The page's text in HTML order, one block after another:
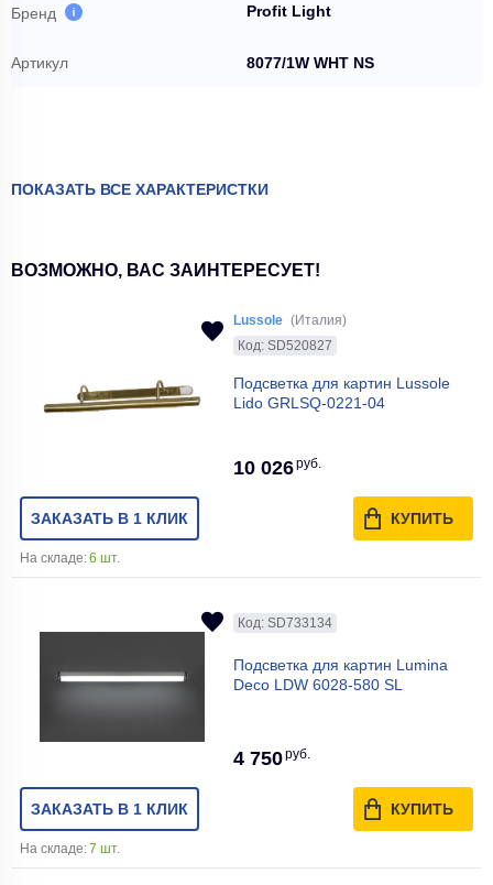
Бренд Profit Light
Артикул 8077/1W WHT NS
ПОКАЗАТЬ ВСЕ ХАРАКТЕРИСТКИ
ВОЗМОЖНО, ВАС ЗАИНТЕРЕСУЕТ!
Lussole (Италия)
Код: SD520827
Подсветка для картин Lussole
Lido GRLSQ-0221-04
10 026руб.
ЗАКАЗАТЬ В 1 КЛИК КУПИТЬ
На складе:6 шт.
Код: SD733134
Подсветка для картин Lumina
Deco LDW 6028-580 SL
4 750руб.
ЗАКАЗАТЬ В 1 КЛИК КУПИТЬ
На складе:7 шт.